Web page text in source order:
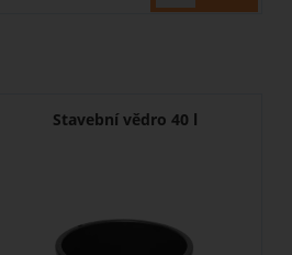
Stavební vědro 40 l